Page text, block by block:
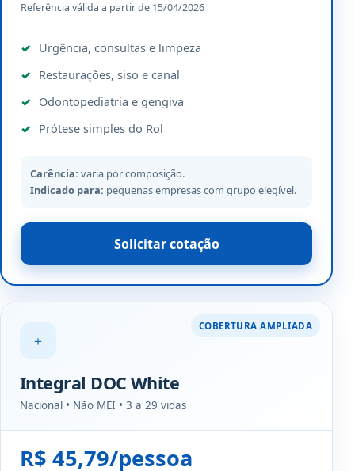
Referência válida a partir de 15/04/2026
Urgência, consultas e limpeza
Restaurações, siso e canal
Odontopediatria e gengiva
Prótese simples do Rol
Carência: varia por composição.
Indicado para: pequenas empresas com grupo elegível.
Solicitar cotação
COBERTURA AMPLIADA
＋
Integral DOC White
Nacional • Não MEI • 3 a 29 vidas
R$ 45,79/pessoa